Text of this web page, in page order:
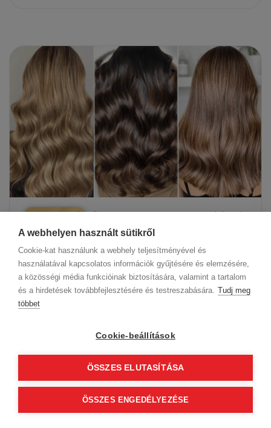
A webhelyen használt sütikről
Cookie-kat használunk a webhely teljesítményével és
használatával kapcsolatos információk gyűjtésére és elemzésére,
a közösségi média funkcióinak biztosítására, valamint a tartalom
és a hirdetések továbbfejlesztésére és testreszabására. Tudj meg
többet
Cookie-beállítások
ÖSSZES ELUTASÍTÁSA
ÖSSZES ENGEDÉLYEZÉSE
Frizura Trend 4 perc 5 hónapja
Lágy átmenetek, elegáns hatás –
ezért hódít a color melting
hajszínezés
Kiemelt híreink
Budapest Hair Show 2026
jegyvásárlás